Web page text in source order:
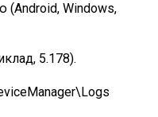
(Android, Windows,
5.178).